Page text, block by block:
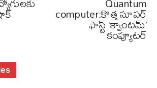
computer:కొత్త సూపర్
ఫాస్ట్ ‘క్వాంటమ్’
కంప్యూటర్